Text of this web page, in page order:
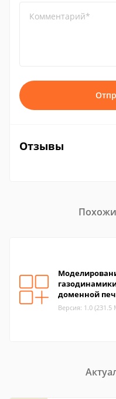
Комментарий*
Отзывы
доменной
Версия: 1.0 (231.5